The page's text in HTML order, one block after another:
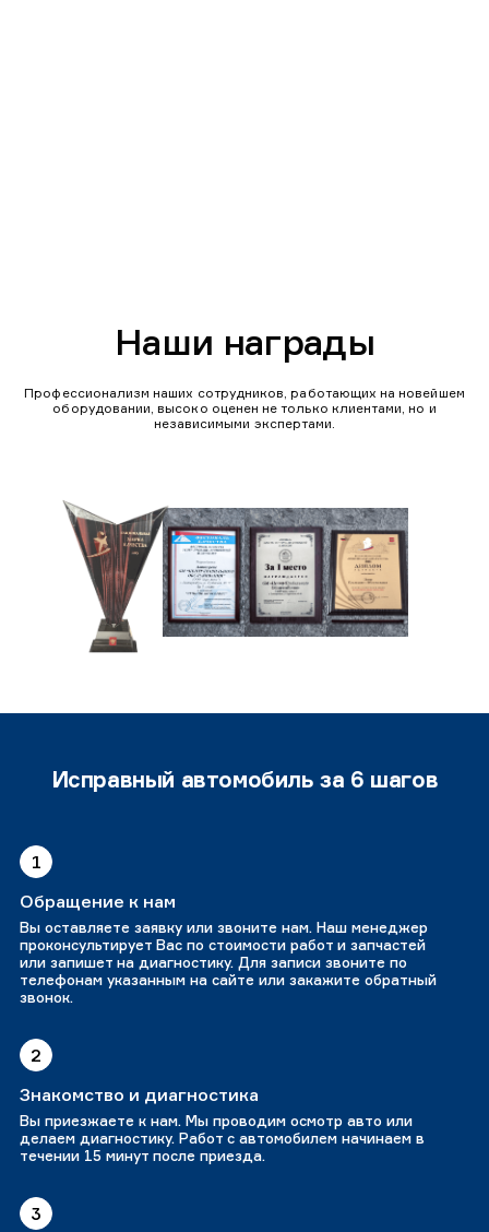
Наши награды
Профессионализм наших сотрудников, работающих на новейшем
оборудовании, высоко оценен не только клиентами, но и
независимыми экспертами.
Исправный автомобиль за 6 шагов
1
Обращение к нам
Вы оставляете заявку или звоните нам. Наш менеджер
проконсультирует Вас по стоимости работ и запчастей
или запишет на диагностику. Для записи звоните по
телефонам указанным на сайте или закажите обратный
звонок.
2
Знакомство и диагностика
Вы приезжаете к нам. Мы проводим осмотр авто или
делаем диагностику. Работ с автомобилем начинаем в
течении 15 минут после приезда.
3